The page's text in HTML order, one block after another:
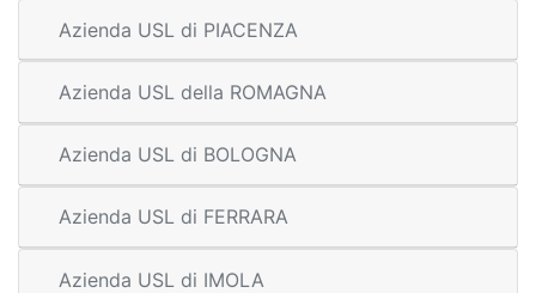
Azienda USL di PIACENZA
Azienda USL della ROMAGNA
Azienda USL di BOLOGNA
Azienda USL di FERRARA
Azienda USL di IMOLA